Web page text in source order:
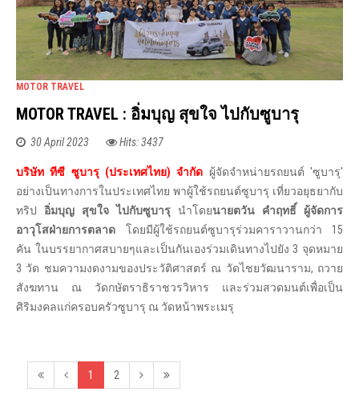
MOTOR TRAVEL
MOTOR TRAVEL : อิ่มบุญ สุขใจ ไปกับซูบารุ
30 April 2023 Hits: 3437
บริษัท ทีซี ซูบารุ (ประเทศไทย) จำกัด ผู้จัดจำหน่ายรถยนต์ 'ซูบารุ'
อย่างเป็นทางการในประเทศไทย พาผู้ใช้รถยนต์ซูบารุ เที่ยวอยุธยากับ
ทริป อิ่มบุญ สุขใจ ไปกับซูบารุ นำโดยนายตวัน คำฤทธิ์ ผู้จัดการ
อาวุโสฝ่ายการตลาด โดยมีผู้ใช้รถยนต์ซูบารุร่วมคาราวานกว่า 15
คัน ในบรรยากาศสบายๆและเป็นกันเองร่วมเดินทางไปยัง 3 จุดหมาย
3 วัด ชมความงดงามของประวัติศาสตร์ ณ วัดไชยวัฒนาราม, ถวาย
สังฆทาน ณ วัดกษัตราธิราชวรวิหาร และร่วมสวดมนต์เพื่อเป็น
ศิริมงคลแก่ครอบครัวซูบารุ ณ วัดหน้าพระเมรุ
1 2